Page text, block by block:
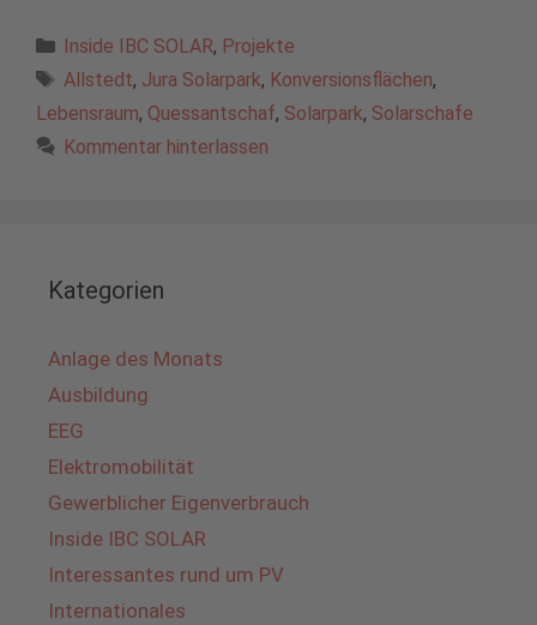
Kategorien
Inside IBC SOLAR, Projekte
Schlagwörter
Allstedt, Jura Solarpark, Konversionsflächen,
Lebensraum, Quessantschaf, Solarpark, Solarschafe
Kommentar hinterlassen
Kategorien
Anlage des Monats
Ausbildung
EEG
Elektromobilität
Gewerblicher Eigenverbrauch
Inside IBC SOLAR
Interessantes rund um PV
Internationales